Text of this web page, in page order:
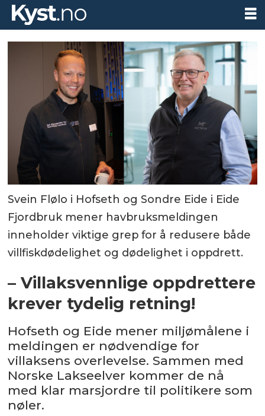
Svein Flølo i Hofseth og Sondre Eide i Eide
Fjordbruk mener havbruksmeldingen
inneholder viktige grep for å redusere både
villfiskdødelighet og dødelighet i oppdrett.
– Villaksvennlige oppdrettere
krever tydelig retning!
Hofseth og Eide mener miljømålene i
meldingen er nødvendige for
villaksens overlevelse. Sammen med
Norske Lakseelver kommer de nå
med klar marsjordre til politikere som
nøler.